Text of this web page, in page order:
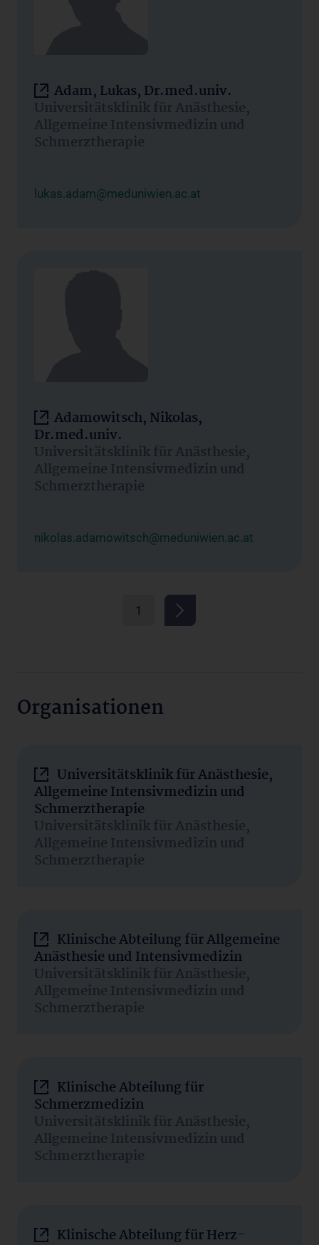
Adam, Lukas, Dr.med.univ.
Universitätsklinik für Anästhesie,
Allgemeine Intensivmedizin und
Schmerztherapie
lukas.adam@meduniwien.ac.at
Adamowitsch, Nikolas,
Dr.med.univ.
Universitätsklinik für Anästhesie,
Allgemeine Intensivmedizin und
Schmerztherapie
nikolas.adamowitsch@meduniwien.ac.at
1
Organisationen
Universitätsklinik für Anästhesie,
Allgemeine Intensivmedizin und
Schmerztherapie
Universitätsklinik für Anästhesie,
Allgemeine Intensivmedizin und
Schmerztherapie
Klinische Abteilung für Allgemeine
Anästhesie und Intensivmedizin
Universitätsklinik für Anästhesie,
Allgemeine Intensivmedizin und
Schmerztherapie
Klinische Abteilung für
Schmerzmedizin
Universitätsklinik für Anästhesie,
Allgemeine Intensivmedizin und
Schmerztherapie
Klinische Abteilung für Herz-